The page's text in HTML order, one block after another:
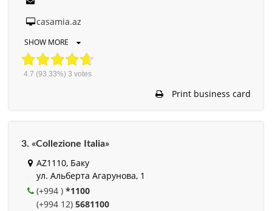
casamia.az
SHOW MORE
4.7 (93.33%) 3 votes
Print business card
3. «Collezione Italia»
AZ1110, Баку
ул. Альберта Агарунова, 1
(+994 ) *1100
(+994 12) 5681100